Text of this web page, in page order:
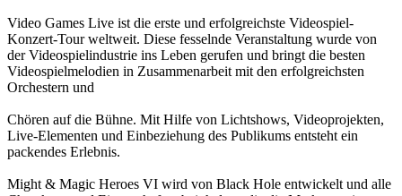
Video Games Live ist die erste und erfolgreichste Videospiel-
Konzert-Tour weltweit. Diese fesselnde Veranstaltung wurde von
der Videospielindustrie ins Leben gerufen und bringt die besten
Videospielmelodien in Zusammenarbeit mit den erfolgreichsten
Orchestern und
Chören auf die Bühne. Mit Hilfe von Lichtshows, Videoprojekten,
Live-Elementen und Einbeziehung des Publikums entsteht ein
packendes Erlebnis.
Might & Magic Heroes VI wird von Black Hole entwickelt und alle